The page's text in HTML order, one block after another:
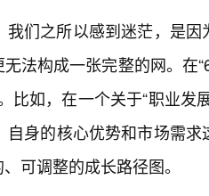
们之所以感到迷茫，是因
法构成一张完整的网。在
比如，在一个关于“职业发
身的核心优势和市场需求
可调整的成长路径图。